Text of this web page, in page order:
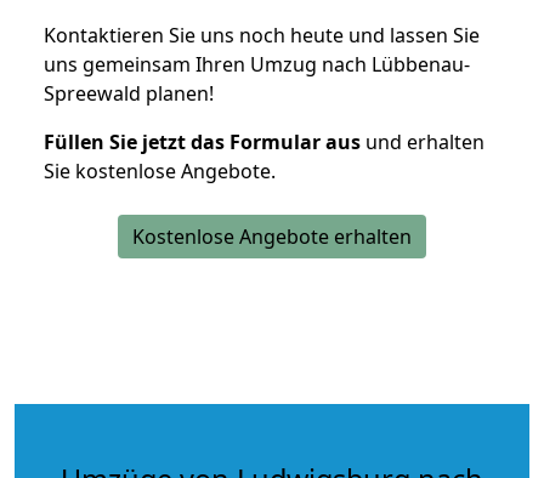
Kontaktieren Sie uns noch heute und lassen Sie
uns gemeinsam Ihren Umzug nach Lübbenau-
Spreewald planen!
Füllen Sie jetzt das Formular aus und erhalten
Sie kostenlose Angebote.
Kostenlose Angebote erhalten